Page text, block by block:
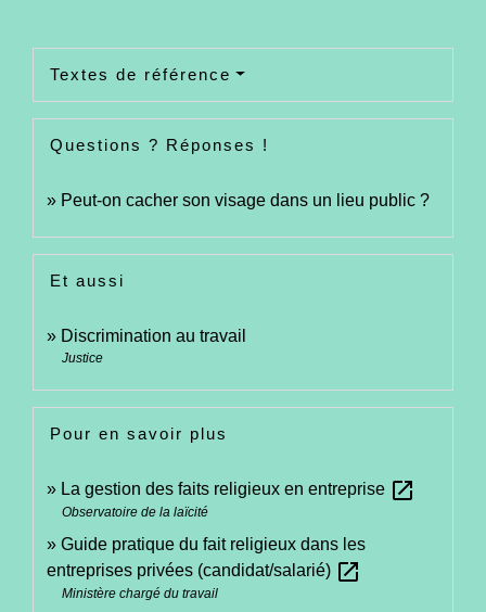
Textes de référence
Questions ? Réponses !
Peut-on cacher son visage dans un lieu public ?
Et aussi
Discrimination au travail
Justice
Pour en savoir plus
La gestion des faits religieux en entreprise open_in_new
Observatoire de la laïcité
Guide pratique du fait religieux dans les
entreprises privées (candidat/salarié) open_in_new
Ministère chargé du travail